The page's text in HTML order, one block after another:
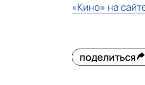
«Кино» на
поделиться